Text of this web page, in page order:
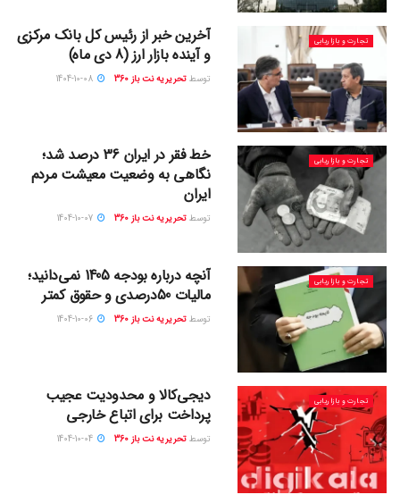
تجارت و بازاریابی
آخرین خبر از رئیس کل بانک مرکزی
و آینده بازار ارز (8 دی ماه)
توسط تحریریه نت باز 360 1404-10-08
تجارت و بازاریابی
خط فقر در ایران 36 درصد شد؛
نگاهی به وضعیت معیشت مردم
ایران
توسط تحریریه نت باز 360 1404-10-07
تجارت و بازاریابی
آنچه درباره بودجه 1405 نمی‌دانید؛
مالیات 50درصدی و حقوق کمتر
توسط تحریریه نت باز 360 1404-10-06
تجارت و بازاریابی
دیجی‌کالا و محدودیت عجیب
پرداخت برای اتباع خارجی
توسط تحریریه نت باز 360 1404-10-04